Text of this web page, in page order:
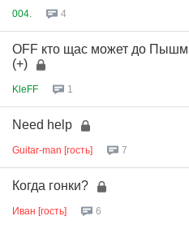
004. 4
OFF кто щас может до
(+)
KleFF 1
Need help
Guitar-man [гость] 7
Когда гонки?
Иван [гость] 6